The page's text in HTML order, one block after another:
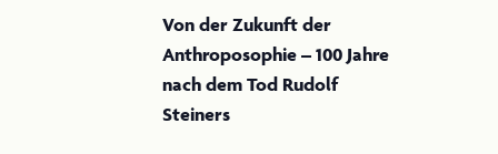
Von der Zukunft der
Anthroposophie – 100 Jahre
nach dem Tod Rudolf
Steiners